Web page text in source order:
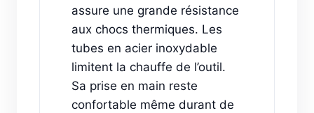
assure une grande résistance
aux chocs thermiques. Les
tubes en acier inoxydable
limitent la chauffe de l’outil.
Sa prise en main reste
confortable même durant de